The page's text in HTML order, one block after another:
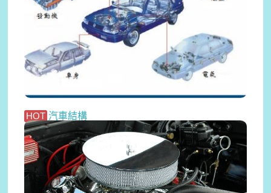
HOT 汽車結構
2020-03-10
一起輕鬆了解汽車基本結構吧~...